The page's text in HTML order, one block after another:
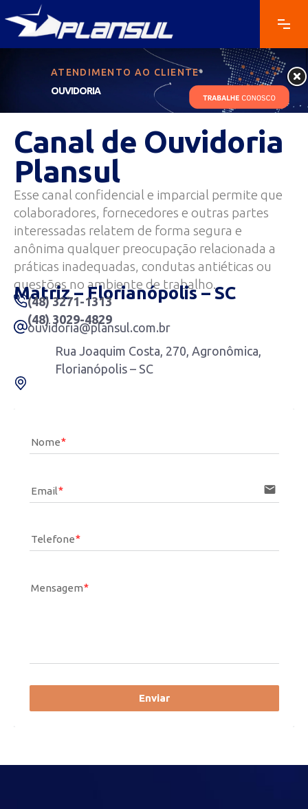
ATENDIMENTO AO CLIENTE
OUVIDORIA
Canal de Ouvidoria
Plansul
Esse canal confidencial e imparcial permite que
colaboradores, fornecedores e outras partes
interessadas relatem de forma segura e
anônima qualquer preocupação relacionada a
práticas inadequadas, condutas antiéticas ou
questões no ambiente de trabalho.
Matriz – Florianópolis – SC
(48) 3271-1313
(48) 3029-4829
ouvidoria@plansul.com.br
Rua Joaquim Costa, 270, Agronômica,
Florianópolis – SC
Nome
Email email
Telefone
Mensagem
Enviar